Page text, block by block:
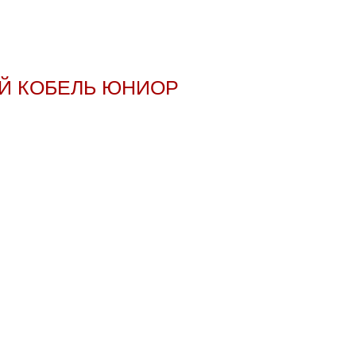
КОБЕЛЬ ЮНИОР